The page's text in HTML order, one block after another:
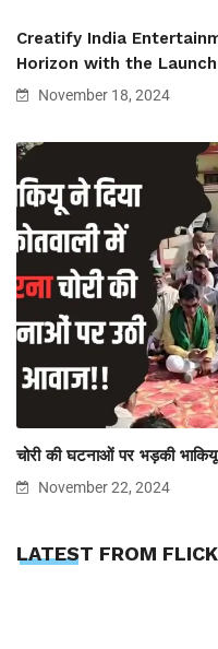
Creatify India
Horizon with the
November 18, 2024
चोरी की घटनाओं पर भड़की
November 22, 2024
LATEST FROM